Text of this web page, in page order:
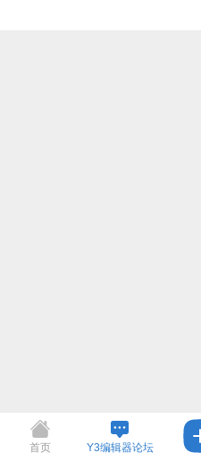
首页 Y3编辑器论坛